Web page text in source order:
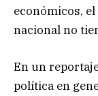
económicos,
nacional no
En un
política en